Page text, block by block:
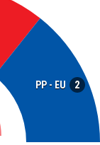
PP - EU 2